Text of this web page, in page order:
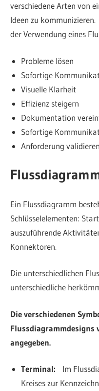
verschiedene Arten von
Ideen zu
der Verwendung eines
Probleme lösen
Sofortige
Visuelle Klarheit
Effizienz steigern
Dokumentation
Sofortige
Anforderung validieren
Ein Flussdiagramm
Schlüsselelementen:
auszuführende
Konnektoren.
Die unterschiedlichen
unterschiedliche
Die verschiedenen
Flussdiagrammdesigns
angegeben.
Terminal: Im
Kreises zur